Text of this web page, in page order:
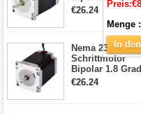
2,8A
Schrittmotor
23HS30-2804S
€26.24
Nema 23
Schrittmotor
Bipolar 1.8 Grad
1.9Nm 3A 3.36V 4
€26.24
Preis:
Menge :
In